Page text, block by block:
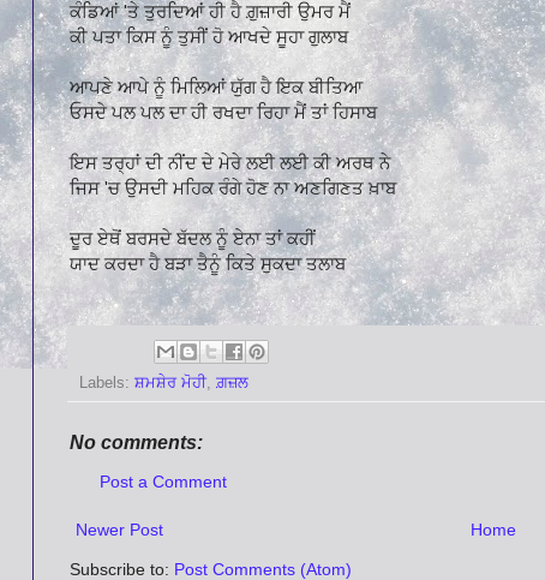
ਕੰਡਿਆਂ 'ਤੇ ਤੁਰਦਿਆਂ ਹੀ ਹੈ ਗ਼ੁਜ਼ਾਰੀ ਉਮਰ ਮੈਂ
ਕੀ ਪਤਾ ਕਿਸ ਨੂੰ ਤੁਸੀਂ ਹੋ ਆਖਦੇ ਸੂਹਾ ਗੁਲਾਬ
ਆਪਣੇ ਆਪੇ ਨੂੰ ਮਿਲਿਆਂ ਯੁੱਗ ਹੈ ਇਕ ਬੀਤਿਆ
ਓਸਦੇ ਪਲ ਪਲ ਦਾ ਹੀ ਰਖਦਾ ਰਿਹਾ ਮੈਂ ਤਾਂ ਹਿਸਾਬ
ਇਸ ਤਰ੍ਹਾਂ ਦੀ ਨੀਂਦ ਦੇ ਮੇਰੇ ਲਈ ਲਈ ਕੀ ਅਰਥ ਨੇ
ਜਿਸ 'ਚ ਉਸਦੀ ਮਹਿਕ ਰੰਗੇ ਹੋਣ ਨਾ ਅਣਗਿਣਤ ਖ਼ਾਬ
ਦੂਰ ਏਥੋਂ ਬਰਸਦੇ ਬੱਦਲ ਨੂੰ ਏਨਾ ਤਾਂ ਕਹੀਂ
ਯਾਦ ਕਰਦਾ ਹੈ ਬੜਾ ਤੈਨੂੰ ਕਿਤੇ ਸੁਕਦਾ ਤਲਾਬ
Labels: ਸ਼ਮਸ਼ੇਰ ਮੋਹੀ ਗ਼ਜ਼ਲ
No comments:
Post a Comment
Newer Post Home
Subscribe to: Post Comments (Atom)